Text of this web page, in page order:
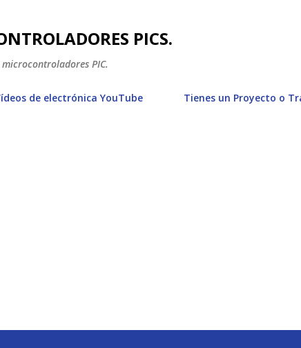
PICS.
PIC.
de electrónica YouTube Tienes un Proyecto o